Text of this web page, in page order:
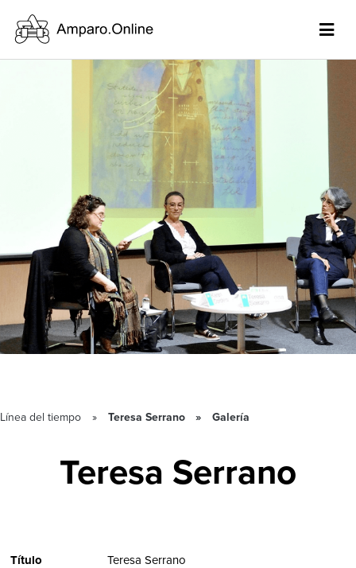
Línea del tiempo Teresa Serrano Galería
Teresa Serrano
Título Teresa Serrano